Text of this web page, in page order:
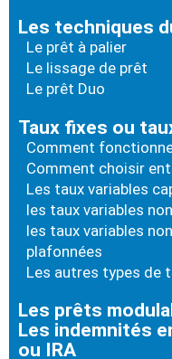
Les techniques
Le prêt à palier
Le lissage de prêt
Le prêt Duo
Taux fixes ou
Comment
Comment choisir
Les taux variables
les taux variables
les taux variables
plafonnées
Les autres types de
Les prêts
Les indemnités
ou IRA